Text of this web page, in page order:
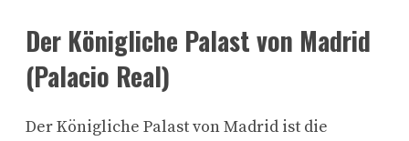
Der Königliche Palast von Madrid
(Palacio Real)
Der Königliche Palast von Madrid ist die